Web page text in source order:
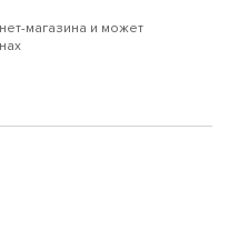
магазина и может